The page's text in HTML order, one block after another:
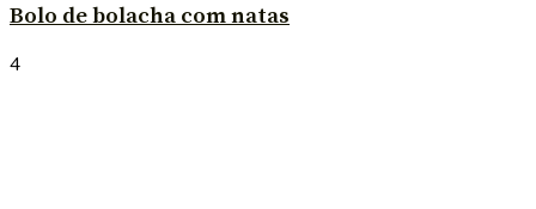
Bolo de bolacha com natas
4